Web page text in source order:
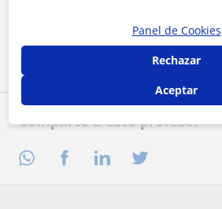
Comparte a este profesor
Contactar ahora
Panel de Cookies
Rechazar
Aceptar